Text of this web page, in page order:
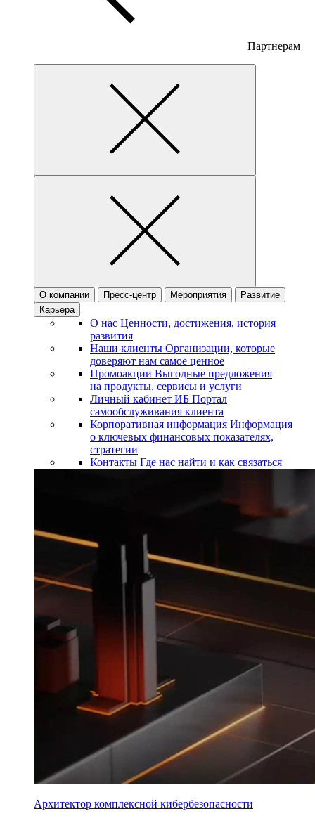
Партнерам
О компании Пресс-центр Мероприятия
Развитие
Карьера
О нас Ценности, достижения, история
развития
Наши клиенты Организации, которые
доверяют нам самое ценное
Промоакции Выгодные предложения
на продукты, сервисы и услуги
Личный кабинет ИБ Портал
самообслуживания клиента
Корпоративная информация Информация
о ключевых финансовых показателях,
стратегии
Контакты Где нас найти и как связаться
Архитектор комплексной кибербезопасности